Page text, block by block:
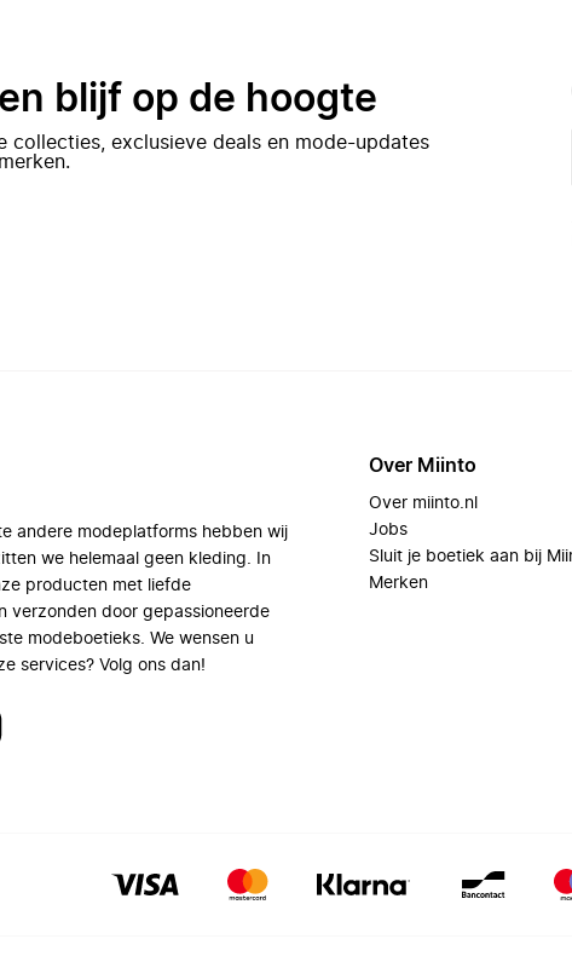
blijf op de hoogte
collecties, exclusieve deals en mode-updates
andere modeplatforms hebben wij
we helemaal geen kleding. In
producten met liefde
verzonden door gepassioneerde
modeboetieks. We wensen u
services? Volg ons dan!
Over Miinto
Over miinto.nl
Jobs
Sluit je boetiek aan bij
Merken